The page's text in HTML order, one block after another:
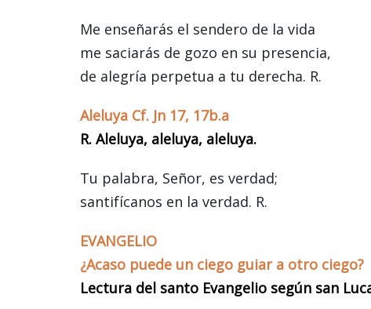
Me enseñarás el sendero de la vida
me saciarás de gozo en su presencia,
de alegría perpetua a tu derecha. R.
Aleluya Cf. Jn 17, 17b.a
R. Aleluya, aleluya, aleluya.
Tu palabra, Señor, es verdad;
santifícanos en la verdad. R.
EVANGELIO
¿Acaso puede un ciego guiar a otro ciego?
Lectura del santo Evangelio según san